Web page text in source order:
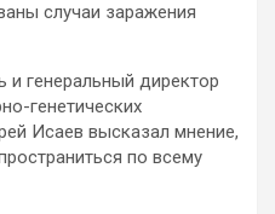
случаи заражения
генеральный директор
генетических
Исаев высказал мнение,
по всему